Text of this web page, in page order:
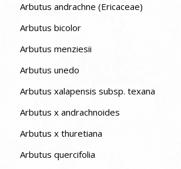
Arbutus andrachne (Ericaceae)
Arbutus bicolor
Arbutus menziesii
Arbutus unedo
Arbutus xalapensis subsp. texana
Arbutus x andrachnoides
Arbutus x thuretiana
Arbutus quercifolia